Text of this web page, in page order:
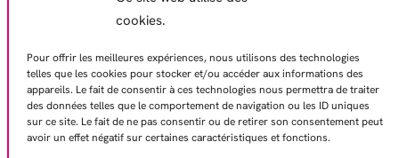
cookies.
Pour offrir les meilleures expériences, nous utilisons des technologies
telles que les cookies pour stocker et/ou accéder aux informations des
appareils. Le fait de consentir à ces technologies nous permettra de traiter
des données telles que le comportement de navigation ou les ID uniques
sur ce site. Le fait de ne pas consentir ou de retirer son consentement peut
avoir un effet négatif sur certaines caractéristiques et fonctions.
Mes commandes
EN SAVOIR PLUS
Mentions légales
Conditions générales de ventes
Politique de confidentialité